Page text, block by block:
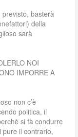
previsto, basterà
della
sarà
NOI
IMPORRE A
non c’è
politica, il
si fà condurre
pure il contrario,